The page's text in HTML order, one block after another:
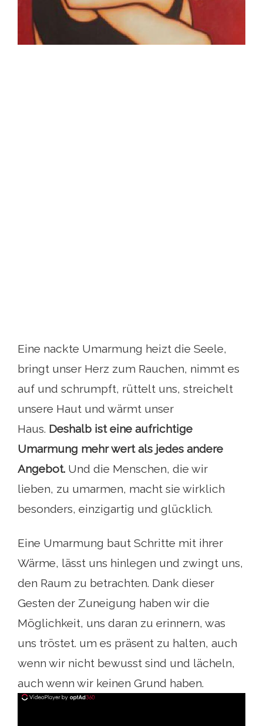
Eine nackte Umarmung heizt die Seele,
bringt unser Herz zum Rauchen, nimmt es
auf und schrumpft, rüttelt uns, streichelt
unsere Haut und wärmt unser
Haus. Deshalb ist eine aufrichtige
Umarmung mehr wert als jedes andere
Angebot. Und die Menschen, die wir
lieben, zu umarmen, macht sie wirklich
besonders, einzigartig und glücklich.
Eine Umarmung baut Schritte mit ihrer
Wärme, lässt uns hinlegen und zwingt uns,
den Raum zu betrachten. Dank dieser
Gesten der Zuneigung haben wir die
Möglichkeit, uns daran zu erinnern, was
uns tröstet. um es präsent zu halten, auch
wenn wir nicht bewusst sind und lächeln,
auch wenn wir keinen Grund haben.